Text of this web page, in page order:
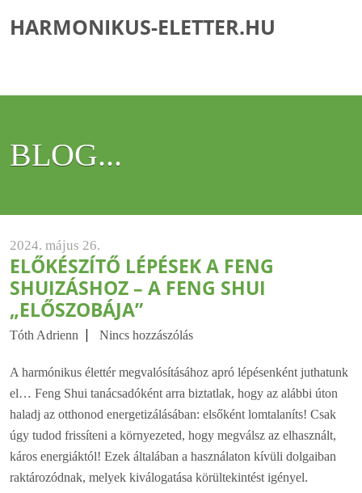
HARMONIKUS-ELETTER.HU
BLOG...
2024. május 26.
ELŐKÉSZÍTŐ LÉPÉSEK A FENG
SHUIZÁSHOZ – A FENG SHUI
„ELŐSZOBÁJA”
Tóth Adrienn Nincs hozzászólás
A harmónikus élettér megvalósításához apró lépésenként juthatunk
el… Feng Shui tanácsadóként arra biztatlak, hogy az alábbi úton
haladj az otthonod energetizálásában: elsőként lomtalaníts! Csak
úgy tudod frissíteni a környezeted, hogy megválsz az elhasznált,
káros energiáktól! Ezek általában a használaton kívüli dolgaiban
raktározódnak, melyek kiválogatása körültekintést igényel.